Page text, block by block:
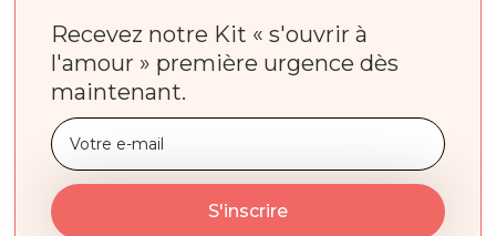
Recevez notre Kit « s'ouvrir à
l'amour » première urgence dès
maintenant.